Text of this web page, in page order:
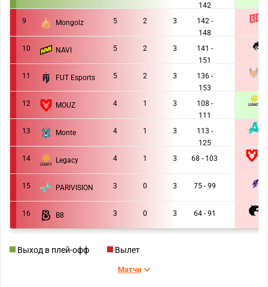
142
9 Mongolz 5 2 3
142 -
148
10 NAVI 5 2 3
141 -
151
11 FUT Esports 5 2 3
136 -
153
12 MOUZ 4 1 3
108 -
111
13 Monte 4 1 3
113 -
125
14 Legacy 4 1 3 68 - 103
15 PARIVISION 3 0 3 75 - 99
16 B8 3 0 3 64 - 91
Выход в плей-офф Вылет
Матчи